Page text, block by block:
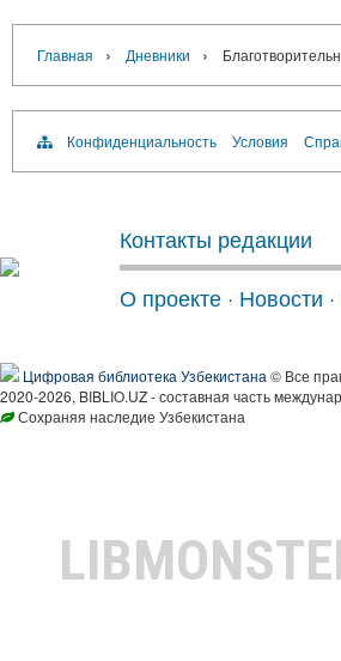
Главная › Дневники ›
Конфиденциальность Условия
Контакты редакции
О проекте · Новости ·
Цифровая библиотека Узбекистана © Все
2020-2026, BIBLIO.UZ - составная часть
Сохраняя наследие Узбекистана